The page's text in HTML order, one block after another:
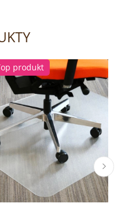
produkt